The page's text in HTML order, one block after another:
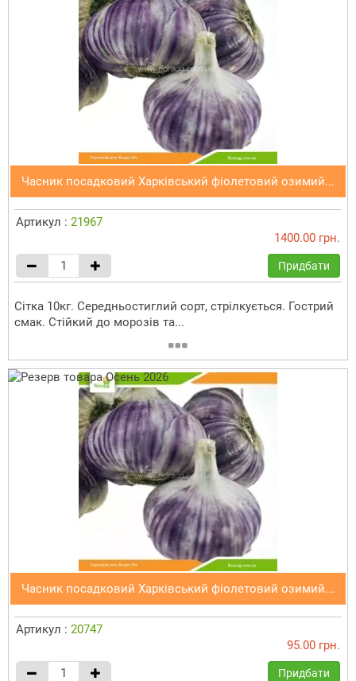
Часник посадковий Харківський фіолетовий озимий...
Артикул : 21967
1400.00 грн.
Придбати
Сітка 10кг. Середньостиглий сорт, стрілкується. Гострий
смак. Стійкий до морозів та...
Часник посадковий Харківський фіолетовий озимий...
Артикул : 20747
95.00 грн.
Придбати